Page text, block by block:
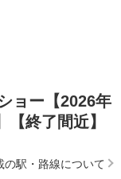
ョー【2026年
終了間近】
の駅・路線について